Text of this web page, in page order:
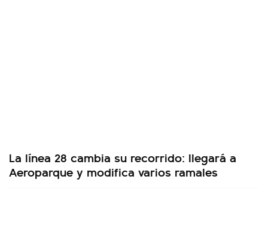
La línea 28 cambia su recorrido: llegará a
Aeroparque y modifica varios ramales